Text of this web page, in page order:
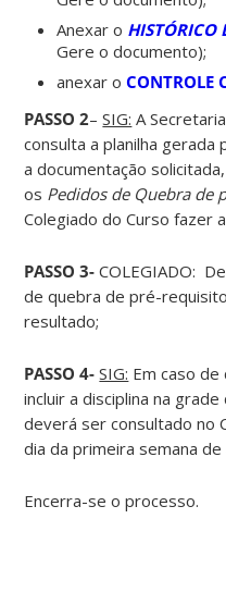
Anexar o HISTÓRICO
Gere o documento);
anexar oCONTROLE
PASSO 2–SIG: A
consulta a planilha
a documentação
os Pedidos de Quebra de
Colegiado do Curso fazer
PASSO 3- COLEGIADO:
de quebra de pré-
resultado;
PASSO 4- SIG: Em caso
incluir a disciplina na
deverá ser consultado no
dia da primeira semana de
Encerra-se o processo.